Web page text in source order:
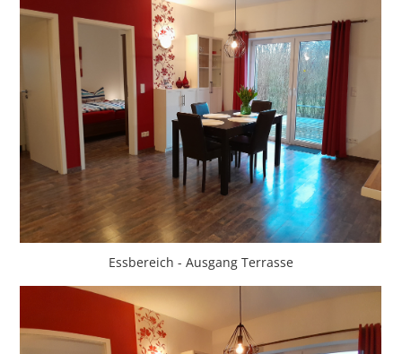
Essbereich - Ausgang Terrasse